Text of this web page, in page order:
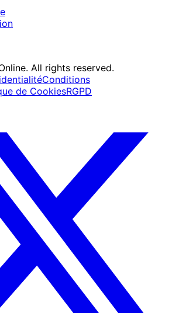
All rights reserved.
Conditions
de CookiesRGPD